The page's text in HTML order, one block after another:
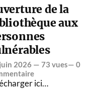
de la
aux
2026 — 73 vues—0
ici…